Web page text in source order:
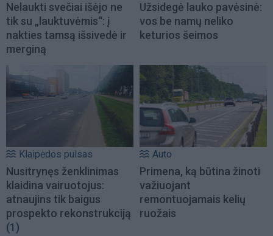
Nelaukti svečiai išėjo ne
tik su „lauktuvėmis“: į
nakties tamsą išsivedė ir
merginą
Užsidegė lauko pavėsinė:
vos be namų neliko
keturios šeimos
Klaipėdos pulsas
Nusitrynęs ženklinimas
klaidina vairuotojus:
atnaujins tik baigus
prospekto rekonstrukciją
(1)
Auto
Primena, ką būtina žinoti
važiuojant
remontuojamais kelių
ruožais